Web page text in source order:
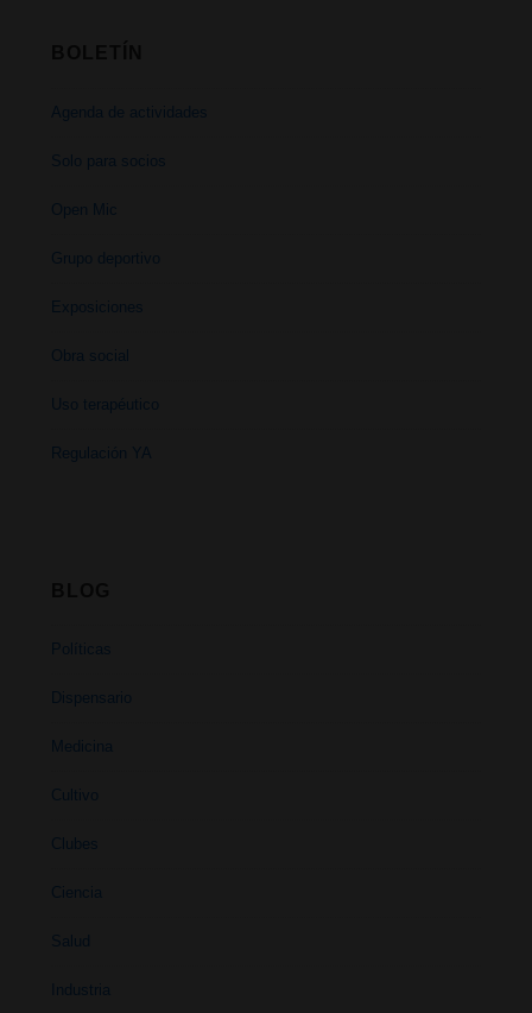
Agenda de actividades
Solo para socios
Open Mic
Grupo deportivo
Exposiciones
Obra social
Uso terapéutico
Regulación YA
Políticas
Dispensario
Medicina
Cultivo
Clubes
Ciencia
Salud
Industria